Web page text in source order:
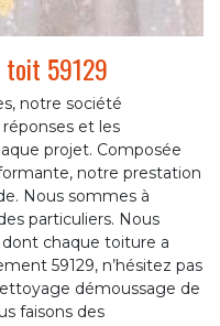
toit 59129
notre société
et les
projet. Composée
notre prestation
Nous sommes à
particuliers. Nous
chaque toiture a
59129, n’hésitez pas
démoussage de
faisons des